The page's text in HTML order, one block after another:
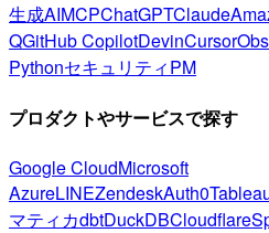
生成AIMCPChatGPTClaude
QGitHub CopilotDevinCursor
PythonセキュリティPM
プロダクトやサービスで探す
Google CloudMicrosoft
AzureLINEZendeskAuth0
マティカdbtDuckDBCloudflare